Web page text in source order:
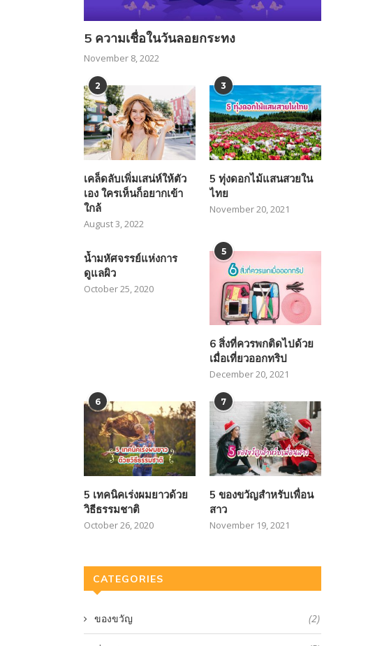
5 ความเชื่อในวันลอยกระทง
November 8, 2022
2
เคล็ดลับเพิ่มเสน่ห์ให้ตัว
เอง ใครเห็นก็อยากเข้า
ใกล้
August 3, 2022
3
5 ทุ่งดอกไม้แสนสวยใน
ไทย
November 20, 2021
น้ำมหัศจรรย์แห่งการ
ดูแลผิว
October 25, 2020
5
6 สิ่งที่ควรพกติดไปด้วย
เมื่อเที่ยวออกทริป
December 20, 2021
6
5 เทคนิคเร่งผมยาวด้วย
วิธีธรรมชาติ
October 26, 2020
7
5 ของขวัญสำหรับเพื่อน
สาว
November 19, 2021
CATEGORIES
ของขวัญ (2)